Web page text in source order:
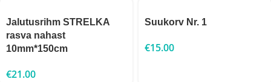
Jalutusrihm STRELKA
rasva nahast
10mm*150cm
€21.00
Suukorv Nr. 1
€15.00